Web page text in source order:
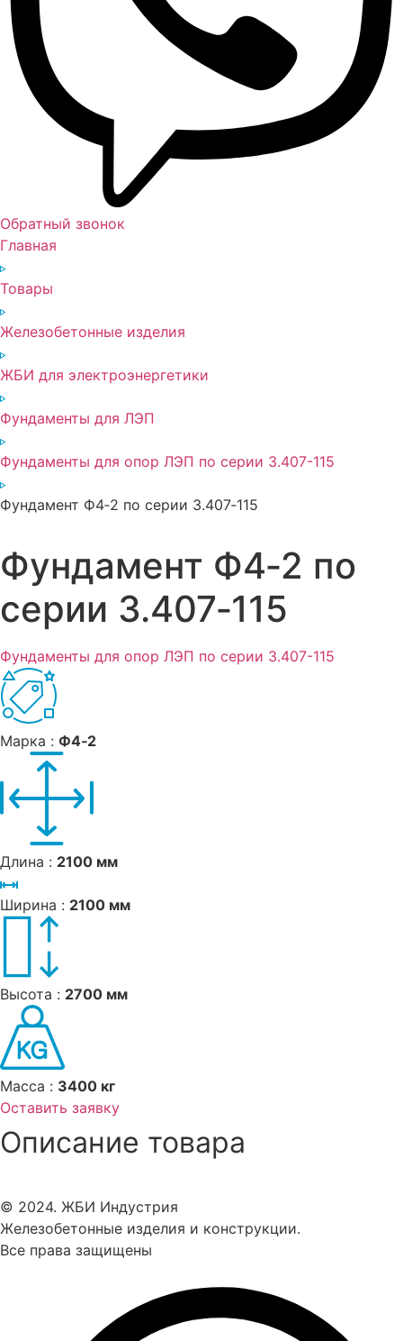
Обратный звонок
Главная
Товары
Железобетонные изделия
ЖБИ для электроэнергетики
Фундаменты для ЛЭП
Фундаменты для опор ЛЭП по серии 3.407-115
Фундамент Ф4‑2 по серии 3.407‑115
Фундамент Ф4‑2 по
серии 3.407‑115
Фундаменты для опор ЛЭП по серии 3.407-115
Марка : Ф4‑2
Длина : 2100 мм
Ширина : 2100 мм
Высота : 2700 мм
Масса : 3400 кг
Оставить заявку
Описание товара
© 2024. ЖБИ Индустрия
Железобетонные изделия и конструкции.
Все права защищены